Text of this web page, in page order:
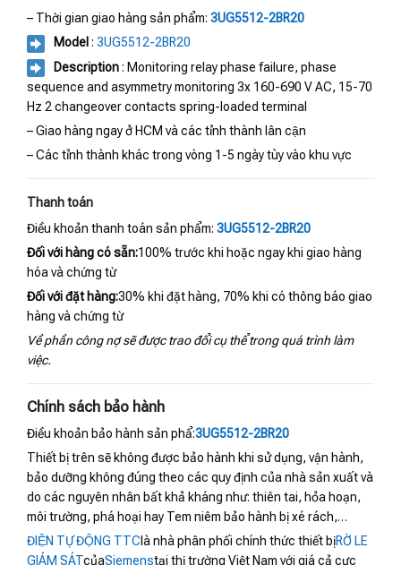
– Thời gian giao hàng sản phẩm: 3UG5512-2BR20
Model : 3UG5512-2BR20
Description: Monitoring relay phase failure, phase
sequence and asymmetry monitoring 3x 160-690 V AC, 15-70
Hz 2 changeover contacts spring-loaded terminal
– Giao hàng ngay ở HCM và các tỉnh thành lân cận
– Các tỉnh thành khác trong vòng 1-5 ngày tùy vào khu vực
Thanh toán
Điều khoản thanh toán sản phẩm: 3UG5512-2BR20
Đối với hàng có sẵn:100% trước khi hoặc ngay khi giao hàng
hóa và chứng từ
Đối với đặt hàng:30% khi đặt hàng, 70% khi có thông báo giao
hàng và chứng từ
Về phần công nợ sẽ được trao đổi cụ thể trong quá trình làm
việc.
Chính sách bảo hành
Điều khoản bảo hành sản phẩ:3UG5512-2BR20
Thiết bị trên sẽ không được bảo hành khi sử dụng, vận hành,
bảo dưỡng không đúng theo các quy định của nhà sản xuất và
do các nguyên nhân bất khả kháng như: thiên tai, hỏa hoạn,
môi trường, phá hoại hay Tem niêm bảo hành bị xé rách,…
ĐIỆN TỰ ĐỘNG TTC là nhà phân phối chính thức thiết bịRỜ LE
GIÁM SÁTcủaSiemenstại thị trường Việt Nam với giá cả cực